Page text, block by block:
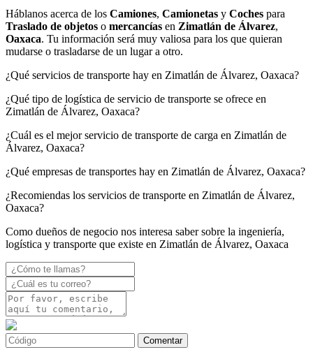
Háblanos acerca de los Camiones, Camionetas y Coches para
Traslado de objetos o mercancías en Zimatlán de Álvarez,
Oaxaca. Tu información será muy valiosa para los que quieran
mudarse o trasladarse de un lugar a otro.
¿Qué servicios de transporte hay en Zimatlán de Álvarez, Oaxaca?
¿Qué tipo de logística de servicio de transporte se ofrece en
Zimatlán de Álvarez, Oaxaca?
¿Cuál es el mejor servicio de transporte de carga en Zimatlán de
Álvarez, Oaxaca?
¿Qué empresas de transportes hay en Zimatlán de Álvarez, Oaxaca?
¿Recomiendas los servicios de transporte en Zimatlán de Álvarez,
Oaxaca?
Como dueños de negocio nos interesa saber sobre la ingeniería,
logística y transporte que existe en Zimatlán de Álvarez, Oaxaca